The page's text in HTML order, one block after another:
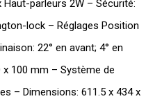
Haut-parleurs 2W – Sécurité:
lock – Réglages Position
22° en avant; 4° en
x 100 mm – Système de
– Dimensions: 611.5 x 434 x